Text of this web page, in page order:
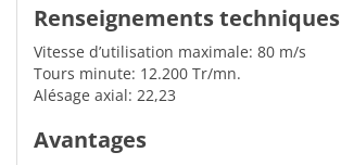
Renseignements techniques
Vitesse d’utilisation maximale: 80 m/s
Tours minute: 12.200 Tr/mn.
Alésage axial: 22,23
Avantages